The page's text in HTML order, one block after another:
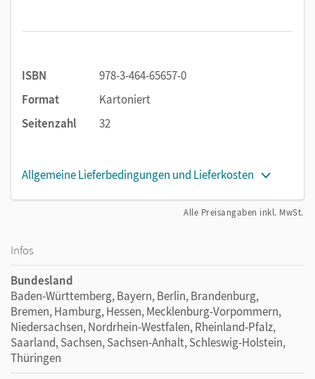
Grundkenntnisse zu Deutschland und Europa
gezielt geographische Fragestellungen
Besonderheiten:
Ihre Lernenden arbeiten direkt im Heft
ISBN
978-3-464-65657-0
Format
Kartoniert
Seitenzahl
32
Allgemeine Lieferbedingungen und Lieferkosten
Alle Preisangaben inkl. MwSt.
Infos
Bundesland
Baden-Württemberg, Bayern, Berlin, Brandenburg,
Bremen, Hamburg, Hessen, Mecklenburg-Vorpommern,
Niedersachsen, Nordrhein-Westfalen, Rheinland-Pfalz,
Saarland, Sachsen, Sachsen-Anhalt, Schleswig-Holstein,
Thüringen